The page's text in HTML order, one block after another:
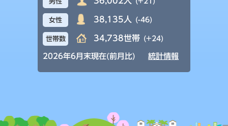
女性 38,135人 (-46)
世帯数 34,738世帯 (+24)
2026年6月末現在(前月比) 統計情報